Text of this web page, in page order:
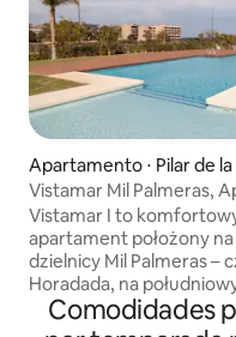
Apartamento ⋅ Pilar de la
dada
Vistamar Mil Palmeras,
familiar i
Vistamar I to
apartament położony
dzielnicy Mil Palmeras –
Horadada, na
Costa Blanca. Jasne
przestronne tarasy i
Comodidades